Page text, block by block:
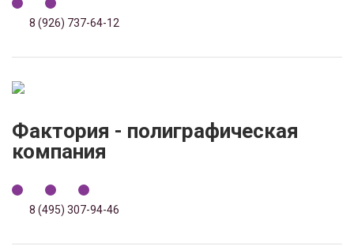
8 (926) 737-64-12
Фактория - полиграфическая
компания
8 (495) 307-94-46